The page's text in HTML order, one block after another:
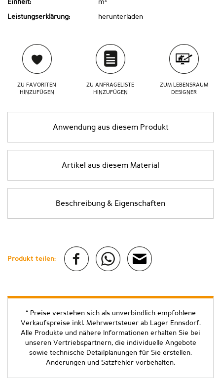
Einheit: m
Leistungserklärung: herunterladen
ZU FAVORITEN
HINZUFÜGEN
ZU ANFRAGELISTE
HINZUFÜGEN
ZUM LEBENSRAUM
DESIGNER
Anwendung aus diesem Produkt
Artikel aus diesem Material
Beschreibung & Eigenschaften
Produkt teilen:
* Preise verstehen sich als unverbindlich empfohlene
Verkaufspreise inkl. Mehrwertsteuer ab Lager Ennsdorf.
Alle Produkte und nähere Informationen erhalten Sie bei
unseren Vertriebspartnern, die individuelle Angebote
sowie technische Detailplanungen für Sie erstellen.
Änderungen und Satzfehler vorbehalten.